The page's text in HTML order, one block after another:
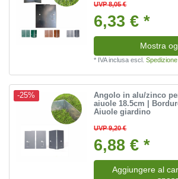
UVP 8,05 €
6,33 € *
Mostra
* IVA inclusa escl.Spedizione
-25%
Angolo in alu/zinco
aiuole 18.5cm |
Aiuole giardino
UVP 9,20 €
6,88 € *
Aggiungere al